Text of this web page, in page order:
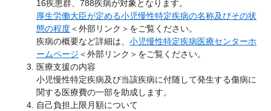
16疾患群、788疾病が対象となります。
厚生労働大臣が定める小児慢性特定疾病の名称及びその状
態の程度＜外部リンク＞ をご覧ください。
疾病の概要など詳細は、 小児慢性特定疾病医療センターホ
ームページ ＜外部リンク＞ をご覧ください。
医療支援の内容
小児慢性特定疾病及び当該疾病に付随して発生する傷病に
関する医療費の一部を助成します。
自己負担上限月額について